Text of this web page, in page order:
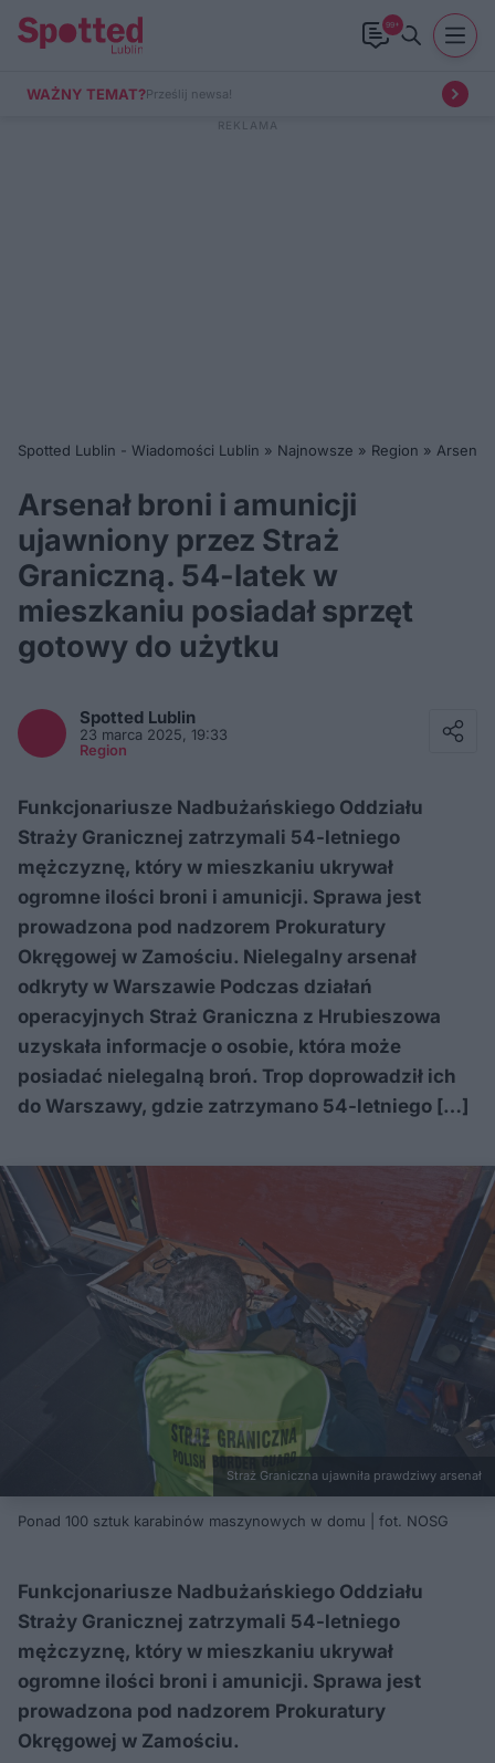
99+
WAŻNY TEMAT?Prześlij newsa!
Spotted Lublin - Wiadomości Lublin » Najnowsze » Region »
Arsenał broni i amunicji
ujawniony przez Straż
Graniczną. 54-latek w
mieszkaniu posiadał sprzęt
gotowy do użytku
Spotted Lublin
23 marca 2025, 19:33
Region
Funkcjonariusze Nadbużańskiego Oddziału
Straży Granicznej zatrzymali 54-letniego
mężczyznę, który w mieszkaniu ukrywał
ogromne ilości broni i amunicji. Sprawa jest
prowadzona pod nadzorem Prokuratury
Okręgowej w Zamościu. Nielegalny arsenał
odkryty w Warszawie Podczas działań
operacyjnych Straż Graniczna z Hrubieszowa
uzyskała informacje o osobie, która może
posiadać nielegalną broń. Trop doprowadził ich
do Warszawy, gdzie zatrzymano 54-letniego […]
Straż Graniczna ujawniła prawdziwy arsenał
Ponad 100 sztuk karabinów maszynowych w domu | fot. NOSG
Funkcjonariusze Nadbużańskiego Oddziału
Straży Granicznej zatrzymali 54-letniego
mężczyznę, który w mieszkaniu ukrywał
ogromne ilości broni i amunicji. Sprawa jest
prowadzona pod nadzorem Prokuratury
Okręgowej w Zamościu.